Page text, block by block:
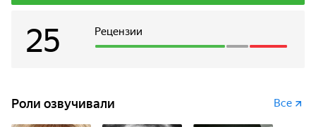
Рецензии
25
Роли озвучивали Все